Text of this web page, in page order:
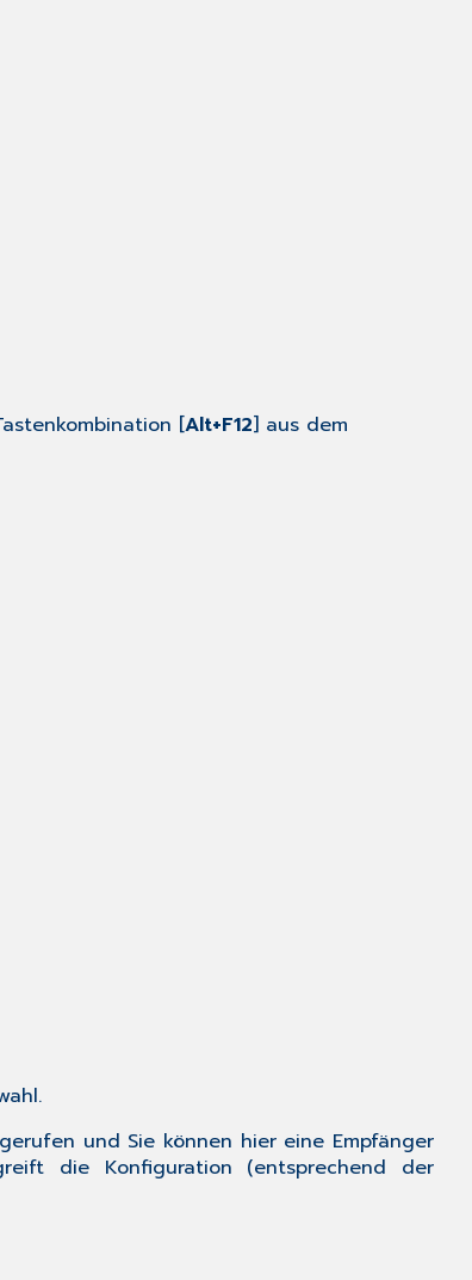
[Alt+F12] aus dem
und Sie können hier eine Empfänger
die Konfiguration (entsprechend der